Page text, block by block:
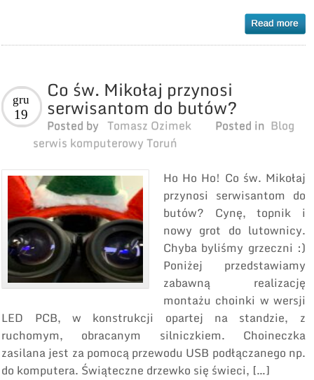
Co św. Mikołaj przynosi
serwisantom do butów?
gru
19
Posted by Tomasz Ozimek Posted in Blog
serwis komputerowy Toruń
Ho Ho Ho! Co św. Mikołaj
przynosi serwisantom do
butów? Cynę, topnik i
nowy grot do lutownicy.
Chyba byliśmy grzeczni :)
Poniżej przedstawiamy
zabawną realizację
montażu choinki w wersji
LED PCB, w konstrukcji opartej na standzie, z
ruchomym, obracanym silniczkiem. Choineczka
zasilana jest za pomocą przewodu USB podłączanego np.
do komputera. Świąteczne drzewko się świeci, […]